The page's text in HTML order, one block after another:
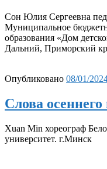
Сон Юлия Сергеевна
Муниципальное
образования «Дом
Дальний, Приморский
Опубликовано 08/01/
Слова осеннего
Xuan Min хореограф
университет. г.Минск